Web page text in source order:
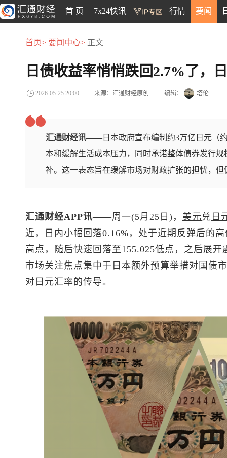
首 页 7x24快讯 行情 要闻
首页> 要闻中心> 正文
日债收益率悄悄跌回2.7%了，
2026-05-25 20:00 来源：汇通财经原创 编辑： 塔伦
汇通财经讯—— 日本政府宣布编制约3万亿日元（
本和缓解生活成本压力，同时承诺整体债券发行
补。这一表态旨在缓解市场对财政扩张的担忧，
汇通财经APP讯——周一(5月25日)， 美元兑 日
近，日内小幅回落0.16%，处于近期反弹后的
高点，随后快速回落至155.025低点，之后展
市场关注焦点集中于日本额外预算举措对国债
对日元汇率的传导。